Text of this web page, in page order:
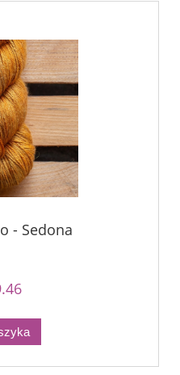
- Sedona